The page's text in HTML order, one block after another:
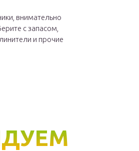
внимательно
с запасом,
и прочие